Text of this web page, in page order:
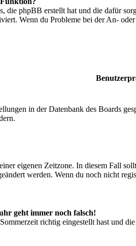
die phpBB erstellt hat und die dafür
Wenn du Probleme bei der An-
in der Datenbank des Boards
eigenen Zeitzone. In diesem Fall
werden. Wenn du noch nicht
geht immer noch falsch!
richtig eingestellt hast und